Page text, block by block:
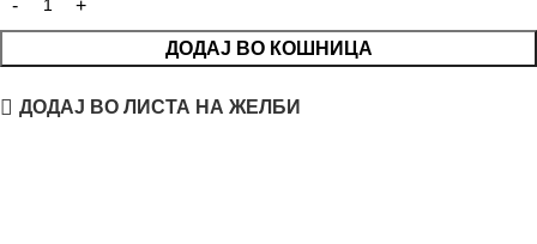
ДОДАЈ ВО КОШНИЦА
ДОДАЈ ВО ЛИСТА НА ЖЕЛБИ